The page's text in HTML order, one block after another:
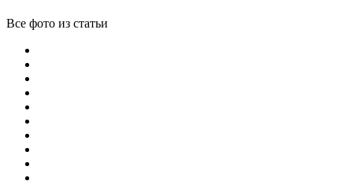
Все фото из статьи